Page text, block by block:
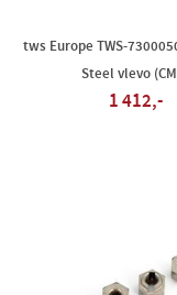
tws Europe TWS-
Steel vlevo
1 412,-